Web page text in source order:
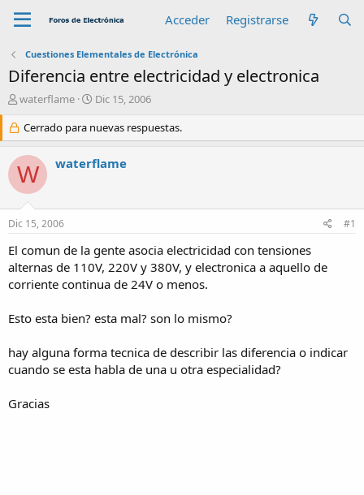
Acceder Registrarse
Cuestiones Elementales de Electrónica
Diferencia entre electricidad y electronica
A
t
o
r
waterflame
F
c
h
a
d
i
o
Dic 15, 2006
Cerrado para nuevas respuestas.
W waterflame
Dic 15, 2006 #1
El comun de la gente asocia electricidad con tensiones
alternas de 110V, 220V y 380V, y electronica a aquello de
corriente continua de 24V o menos.
Esto esta bien? esta mal? son lo mismo?
hay alguna forma tecnica de describir las diferencia o indicar
cuando se esta habla de una u otra especialidad?
Gracias